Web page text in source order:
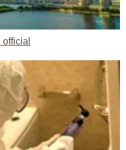
official